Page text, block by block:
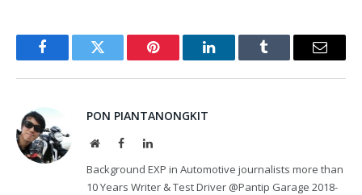
FacebookTwitter Pinterest LinkedInTumblr Email
PON PIANTANONGKIT
WebsiteFacebookLinkedIn
Background EXP in Automotive journalists more than
10 Years Writer & Test Driver @Pantip Garage 2018-